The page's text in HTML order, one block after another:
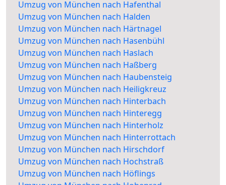
Umzug von München nach Hafenthal
Umzug von München nach Halden
Umzug von München nach Härtnagel
Umzug von München nach Hasenbühl
Umzug von München nach Haslach
Umzug von München nach Haßberg
Umzug von München nach Haubensteig
Umzug von München nach Heiligkreuz
Umzug von München nach Hinterbach
Umzug von München nach Hinteregg
Umzug von München nach Hinterholz
Umzug von München nach Hinterrottach
Umzug von München nach Hirschdorf
Umzug von München nach Hochstraß
Umzug von München nach Höflings